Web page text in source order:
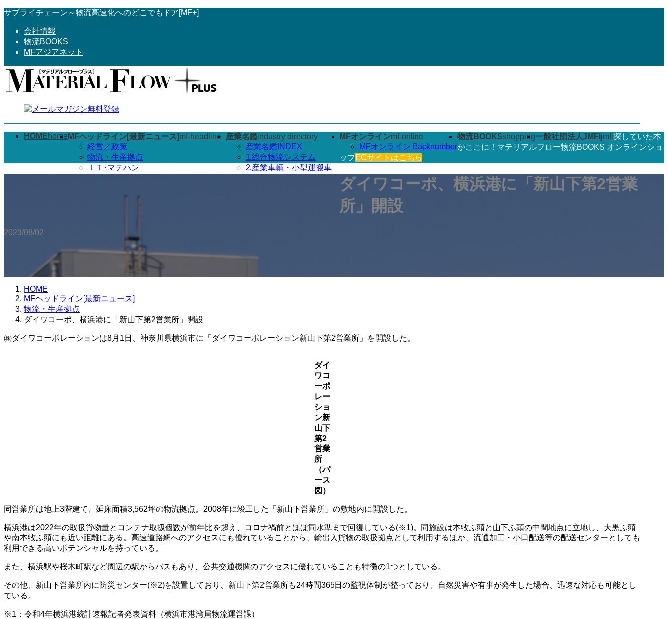
コ
へ
ス
ナ
ョ
ン
サプライチェーン～物流高速化へのどこでもドア[MF+]
会社情報
物流BOOKS
MFアジアネット
HOMEhome MFヘッドライン[最新ニュース]mf-headline
経営／政策
物流・生産拠点
ＩＴ･マテハン
産業名鑑industry directory
産業名鑑INDEX
1.総合物流システム
2.産業車輌・小型運搬車
MFオンラインmf-online
MFオンライン Backnumber
物流BOOKSshopping一般社団法人JMFI jmfi探していた本
がここに！マテリアルフロー物流BOOKS オンラインショ
ップECサイトはこちら
ダイワコーポ、横浜港に「新山下第2営業
所」開設
2023/08/02
HOME
MFヘッドライン[最新ニュース]
物流・生産拠点
ダイワコーポ、横浜港に「新山下第2営業所」開設
㈱ダイワコーポレーションは8月1日、神奈川県横浜市に「ダイワコーポレーション新山下第2営業所」を開設した。
ダイ
ワコ
ーポ
レー
ショ
ン新
山下
第2
営業
所
（パ
ース
図）
同営業所は地上3階建て、延床面積3,562坪の物流拠点。2008年に竣工した「新山下営業所」の敷地内に開設した。
横浜港は2022年の取扱貨物量とコンテナ取扱個数が前年比を超え、コロナ禍前とほぼ同水準まで回復している(※1)。同施設は本牧ふ頭と山下ふ頭の中間地点に立地し、大黒ふ頭
や南本牧ふ頭にも近い距離にある。高速道路網へのアクセスにも優れていることから、輸出入貨物の取扱拠点として利用するほか、流通加工・小口配送等の配送センターとしても
利用できる高いポテンシャルを持っている。
また、横浜駅や桜木町駅など周辺の駅からバスもあり、公共交通機関のアクセスに優れていることも特徴の1つとしている。
その他、新山下営業所内に防災センター(※2)を設置しており、新山下第2営業所も24時間365日の監視体制が整っており、自然災害や有事が発生した場合、迅速な対応も可能とし
ている。
※1：令和4年横浜港統計速報記者発表資料（横浜市港湾局物流運営課）